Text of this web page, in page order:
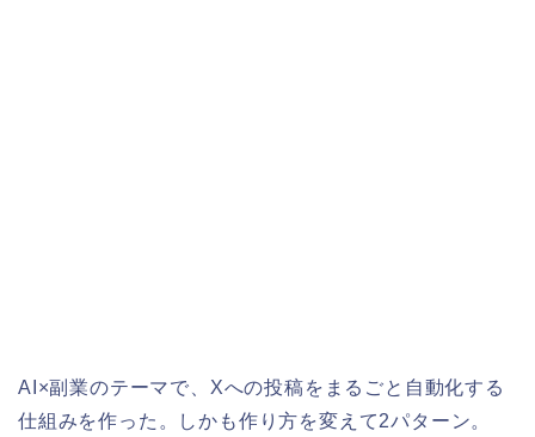
AI×副業のテーマで、Xへの投稿をまるごと自動化する
仕組みを作った。しかも作り方を変えて2パターン。